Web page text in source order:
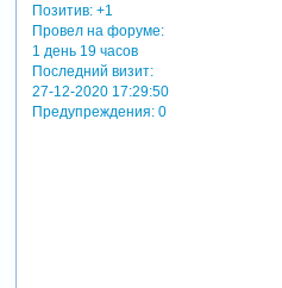
Позитив: +1
Провел на форуме:
1 день 19 часов
Последний визит:
27-12-2020 17:29:50
Предупреждения:0